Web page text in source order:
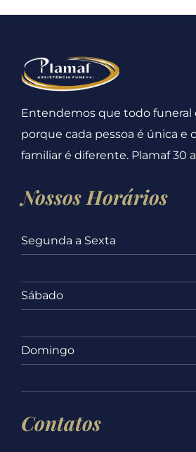
Entendemos que todo funeral
porque cada pessoa é única e
familiar é diferente. Plamaf 30
Nossos Horários
Segunda a Sexta
Sábado
Domingo
Contatos